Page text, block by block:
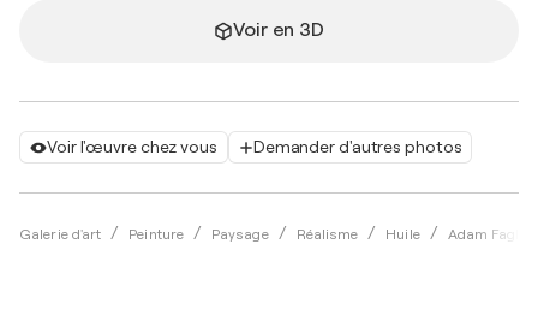
Voir l'œuvre chez vous Demander d'autres photos
Galerie d'art Peinture Paysage Réalisme Huile Adam Faglio
Voir en 3D